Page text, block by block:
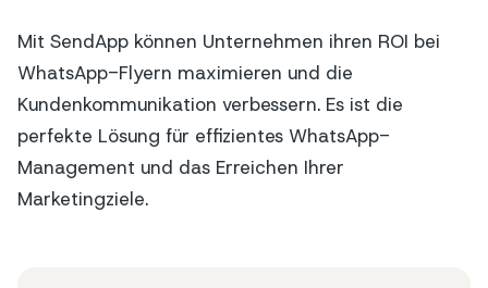
Mit SendApp können Unternehmen ihren ROI bei
WhatsApp-Flyern maximieren und die
Kundenkommunikation verbessern. Es ist die
perfekte Lösung für effizientes WhatsApp-
Management und das Erreichen Ihrer
Marketingziele.